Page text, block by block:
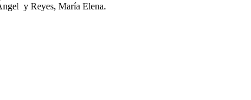
y Reyes, María Elena.